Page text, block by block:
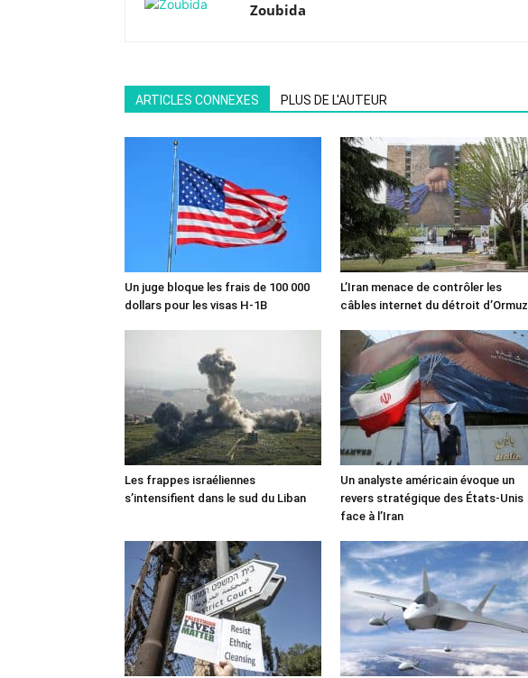
Zoubida
ARTICLES CONNEXES PLUS DE L'AUTEUR
Un juge bloque les frais de 100 000
dollars pour les visas H-1B
L’Iran menace de contrôler les
câbles internet du détroit d’Ormuz
Les frappes israéliennes
s’intensifient dans le sud du Liban
Un analyste américain évoque un
revers stratégique des États-Unis
face à l’Iran